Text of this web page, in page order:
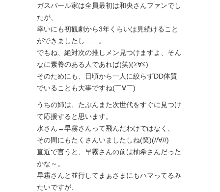
ガスパール家は全員最初は和央さんファンでし
たが、
幸いにも初観劇から3年くらいは見続けること
ができましたし……。
でもね、絶対次の推しメン見つけますよ、そん
なに素養のある人であれば(笑)(≧∀≦)
そのためにも、日頃から一人に絞らずDD体質
でいることも大事ですね(￣∀￣)
うちの姉は、たぶんまた次世代をすぐに見つけ
て応援すると思います。
水さん→早霧さんって飛んだわけではなく、
その間にもたくさんいましたしね(笑)(//∀//)
直近で言うと、早霧さんの前は柚希さんだった
かな～。
早霧さんと並行してまぁさまにもハマってるみ
たいですが、